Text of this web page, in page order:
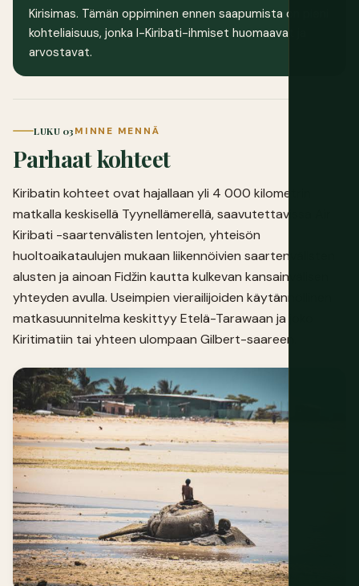
Kirisimas. Tämän oppiminen ennen saapumista on pieni
kohteliaisuus, jonka I-Kiribati-ihmiset huomaavat ja
arvostavat.
LUKU 03MINNE MENNÄ
Parhaat kohteet
Kiribatin kohteet ovat hajallaan yli 4 000 kilometrin
matkalla keskisellä Tyynellämerellä, saavutettavissa Air
Kiribati -saartenvälisten lentojen, yhteisön
huoltoaikataulujen mukaan liikennöivien saartenvälisten
alusten ja ainoan Fidžin kautta kulkevan kansainvälisen
yhteyden avulla. Useimpien vierailijoiden käytännöllinen
matkasuunnitelma keskittyy Etelä-Tarawaan ja joko
Kiritimatiin tai yhteen ulompaan Gilbert-saareen.